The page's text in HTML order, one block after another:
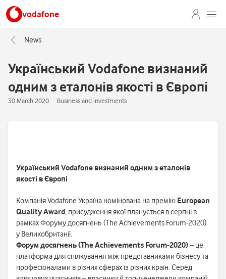
vodafone
News
Український Vodafone визнаний
одним з еталонів якості в Європі
30 March 2020 Business and investments
Український Vodafone визнаний одним з еталонів
якості в Європі
Компанія Vodafone Україна номінована на премію European
Quality Award, присудження якої планується в серпні в
рамках Форуму досягнень (The Achievements Forum-2020)
у Великобританії.
Форум досягнень (The Achievements Forum-2020)– це
платформа для спілкування між представниками бізнесу та
професіоналами в різних сферах із різних країн. Серед